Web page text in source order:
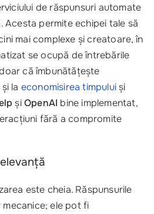
de răspunsuri automate
permite echipei tale să
mai complexe și creatoare, în
se ocupă de întrebările
că îmbunătățește
la economisirea timpuluiși
șiOpenAI bine implementat,
fără a compromite
este cheia. Răspunsurile
ele pot fi